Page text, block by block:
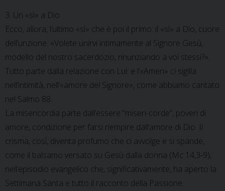
3. Un «sì» a Dio
Ecco, allora, l’ultimo «sì» che è poi il primo: il «sì» a Dio, cuore
dell’unzione. «Volete unirvi intimamente al Signore Gesù,
modello del nostro sacerdozio, rinunziando a voi stessi?».
Tutto parte dalla relazione con Lui: e l’«Amen» ci sigilla
nell’intimità, nell’«amore del Signore», come abbiamo cantato
nel Salmo 88.
La misericordia parte dall’essere “miseri-corde”, poveri di
amore, condizione per farsi riempire dall’amore di Dio. Il
crisma, così, diventa profumo che ci avvolge e si spande,
come il balsamo versato su Gesù dalla donna (Mc 14,3-9),
nell’episodio evangelico che, significativamente, ha aperto la
Settimana Santa e tutto il racconto della Passione.